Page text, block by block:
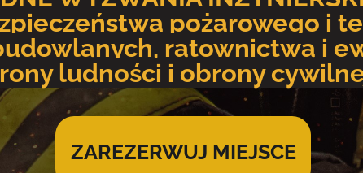
ZAREZERWUJ MIEJSCE
pożarowego i
ratownictwa i
ludności i obrony